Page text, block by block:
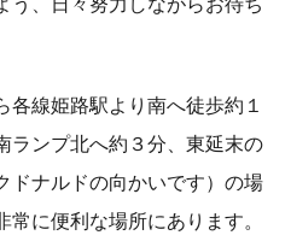
線姫路駅より南へ徒歩約１
ランプ北へ約３分、東延末の
ドナルドの向かいです）の場
に便利な場所にあります。